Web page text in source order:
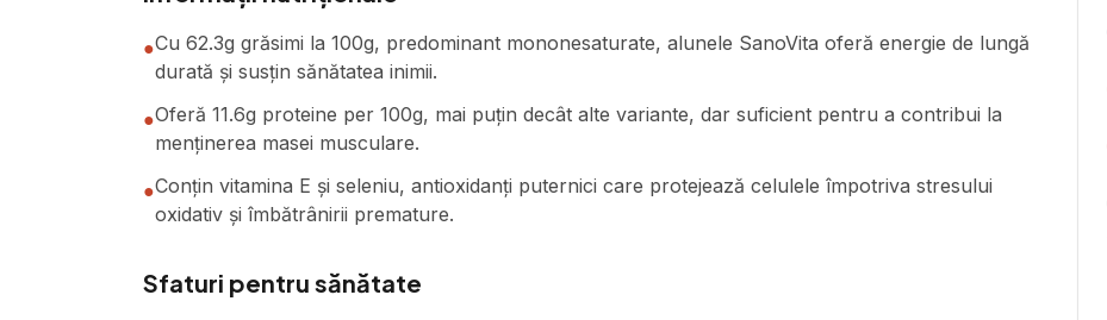
●Cu 62.3g grăsimi la 100g, predominant mononesaturate, alunele SanoVita oferă energie de lungă
durată și susțin sănătatea inimii.
●Oferă 11.6g proteine per 100g, mai puțin decât alte variante, dar suficient pentru a contribui la
menținerea masei musculare.
●Conțin vitamina E și seleniu, antioxidanți puternici care protejează celulele împotriva stresului
oxidativ și îmbătrânirii premature.
Sfaturi pentru sănătate